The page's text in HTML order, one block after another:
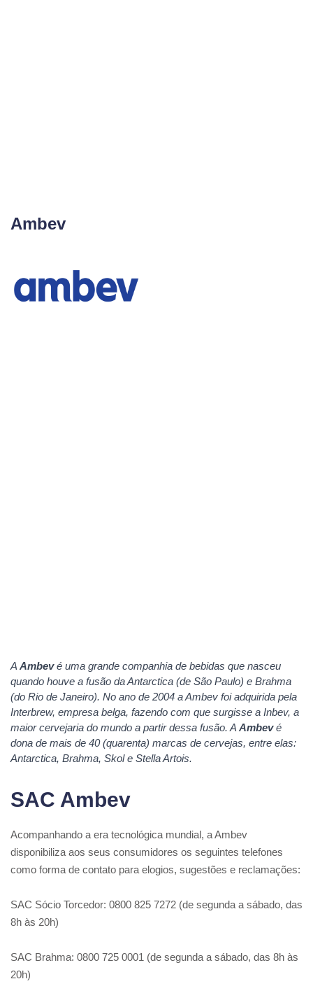
Ambev
A Ambevé uma grande companhia de bebidas que nasceu
quando houve a fusão da Antarctica (de São Paulo) e Brahma
(do Rio de Janeiro). No ano de 2004 a Ambev foi adquirida pela
Interbrew, empresa belga, fazendo com que surgisse a Inbev, a
maior cervejaria do mundo a partir dessa fusão. A Ambevé
dona de mais de 40 (quarenta) marcas de cervejas, entre elas:
Antarctica, Brahma, Skol e Stella Artois.
SAC Ambev
Acompanhando a era tecnológica mundial, a Ambev
disponibiliza aos seus consumidores os seguintes telefones
como forma de contato para elogios, sugestões e reclamações:
SAC Sócio Torcedor: 0800 825 7272 (de segunda a sábado, das
8h às 20h)
SAC Brahma: 0800 725 0001 (de segunda a sábado, das 8h às
20h)